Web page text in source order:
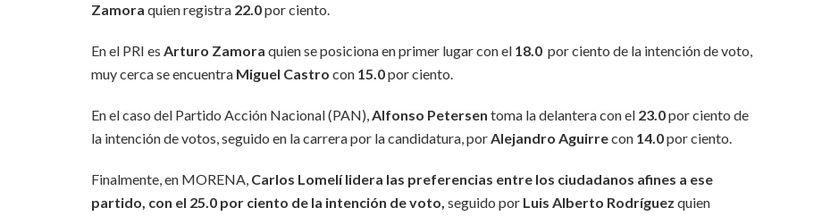
Zamora quien registra 22.0por ciento.
En el PRI es Arturo Zamora quien se posiciona en primer lugar con el 18.0 por ciento de la intención de voto,
muy cerca se encuentra Miguel Castro con 15.0por ciento.
En el caso del Partido Acción Nacional (PAN),Alfonso Petersen toma la delantera con el 23.0por ciento de
la intención de votos, seguido en la carrera por la candidatura, porAlejandro Aguirrecon 14.0por ciento.
Finalmente, en MORENA, Carlos Lomelí lidera las preferencias entre los ciudadanos afines a ese
partido, con el 25.0 por ciento de la intención de voto, seguido por Luis Alberto Rodríguez quien